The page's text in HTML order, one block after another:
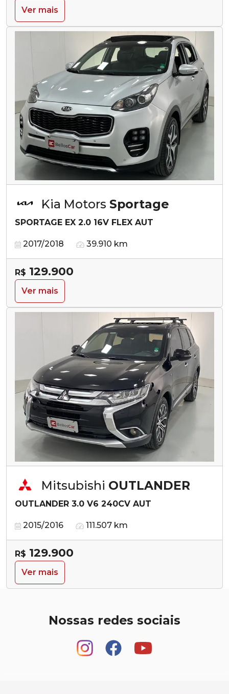
Ver mais
Kia Motors Sportage
SPORTAGE EX 2.0 16V FLEX AUT
2017/2018 39.910 km
R$ 129.900
Ver mais
Mitsubishi OUTLANDER
OUTLANDER 3.0 V6 240CV AUT
2015/2016 111.507 km
R$ 129.900
Ver mais
Nossas redes sociais